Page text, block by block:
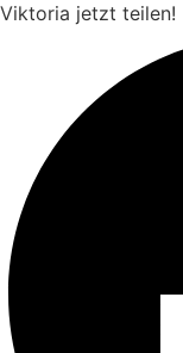
Viktoria jetzt teilen!